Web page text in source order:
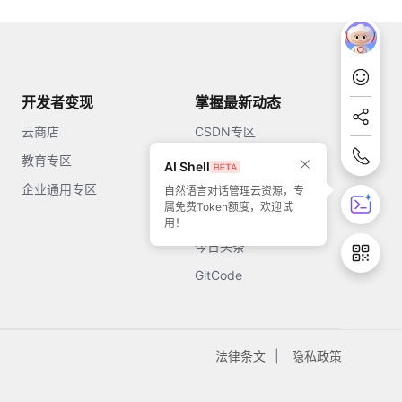
开发者变现
云商店
教育专区
企业通用专区
掌握最新动态
CSDN专区
知乎
开源中国
今日头条
GitCode
法律条文 隐私政策
AI Shell
自然语言对话管理云资源，专
属免费Token额度，欢迎试
用！